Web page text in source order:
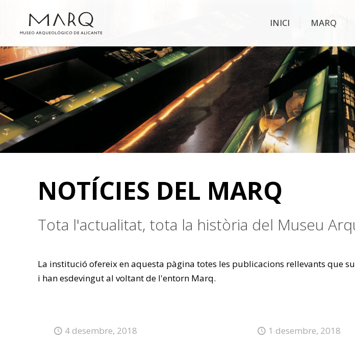
INICI MARQ
NOTÍCIES DEL MARQ
Tota l'actualitat, tota la història del Museu
La institució ofereix en aquesta pàgina totes les publicacions rellevants que
i han esdevingut al voltant de l'entorn Marq.
4 desembre, 2018 1 desembre, 2018